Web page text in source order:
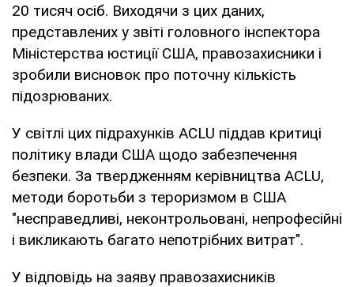
20 тисяч осіб. Виходячи з цих даних,
представлених у звіті головного інспектора
Міністерства юстиції США, правозахисники і
зробили висновок про поточну кількість
підозрюваних.
У світлі цих підрахунків ACLU піддав критиці
політику влади США щодо забезпечення
безпеки. За твердженням керівництва ACLU,
методи боротьби з тероризмом в США
"несправедливі, неконтрольовані, непрофесійні
і викликають багато непотрібних витрат".
У відповідь на заяву правозахисників